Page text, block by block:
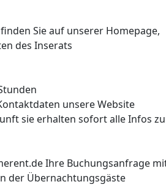
Sie auf unserer Homepage,
des Inserats
unsere Website
sie erhalten sofort alle Infos
Ihre Buchungsanfrage
der Übernachtungsgäste